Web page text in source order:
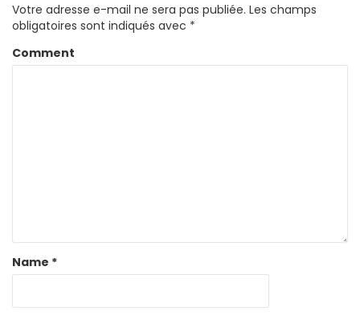
Votre adresse e-mail ne sera pas publiée. Les champs
obligatoires sont indiqués avec *
Comment
Name *